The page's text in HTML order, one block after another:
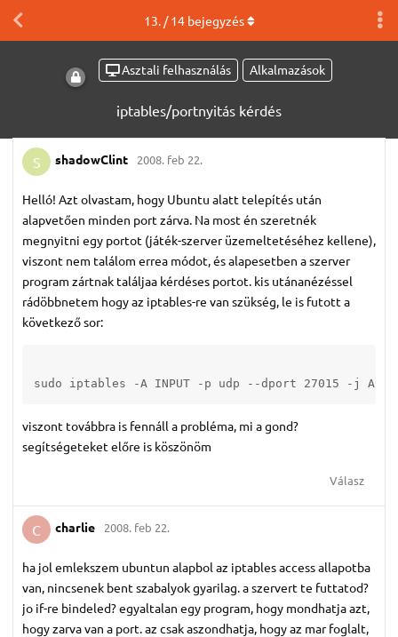
Asztali felhasználás Alkalmazások
iptables/portnyitás kérdés
13. /14bejegyzés
S shadowClint 2008. feb 22.
Helló! Azt olvastam, hogy Ubuntu alatt telepítés után
alapvetően minden port zárva. Na most én szeretnék
megnyitni egy portot (játék-szerver üzemeltetéséhez kellene),
viszont nem találom errea módot, és alapesetben a szerver
program zártnak találjaa kérdéses portot. kis utánanézéssel
rádöbbnetem hogy az iptables-re van szükség, le is futott a
következő sor:
viszont továbbra is fennáll a probléma, mi a gond?
segítségeteket előre is köszönöm
Válasz
C charlie 2008. feb 22.
ha jol emlekszem ubuntun alapbol az iptables access allapotba
van, nincsenek bent szabalyok gyarilag. a szervert te futtatod?
jo if-re bindeled? egyaltalan egy program, hogy mondhatja azt,
hogy zarva van a port. az csak aszondhatja, hogy az mar foglalt,